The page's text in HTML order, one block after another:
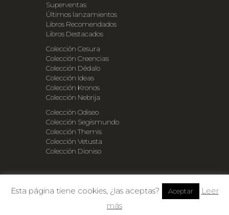
Superventas
Últimos lanzamientos
Libros Recomendados
Libros Destacados
Colección Cesura
Colección Creencias
Colección Dédalo
Colección Ideas
Colección Kronos
Colección Nebrija
Colección Odiseo
Colección Segismundo
Colección Themis
Colección Vetusta
Colección Dioniso
©Copyright 2018 BebelPlatz
Esta página tiene cookies, ¿las aceptas? Aceptar
Leer
más